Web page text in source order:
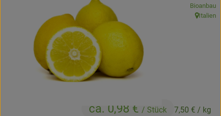
Backstube
Küchenzauber
Über den Tag
ca. 0,98 € / Stück 7,50 € / kg
Bioanbau
,
Italien